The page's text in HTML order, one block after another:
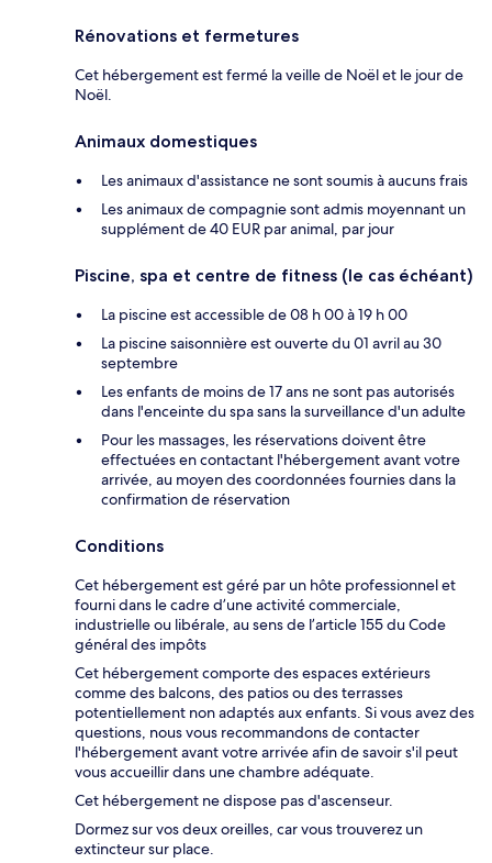
Rénovations et fermetures
Cet hébergement est fermé la veille de Noël et le jour de
Noël.
Animaux domestiques
Les animaux d'assistance ne sont soumis à aucuns frais
Les animaux de compagnie sont admis moyennant un
supplément de 40 EUR par animal, par jour
Piscine, spa et centre de fitness (le cas échéant)
La piscine est accessible de 08 h 00 à 19 h 00
La piscine saisonnière est ouverte du 01 avril au 30
septembre
Les enfants de moins de 17 ans ne sont pas autorisés
dans l'enceinte du spa sans la surveillance d'un adulte
Pour les massages, les réservations doivent être
effectuées en contactant l'hébergement avant votre
arrivée, au moyen des coordonnées fournies dans la
confirmation de réservation
Conditions
Cet hébergement est géré par un hôte professionnel et
fourni dans le cadre d’une activité commerciale,
industrielle ou libérale, au sens de l’article 155 du Code
général des impôts
Cet hébergement comporte des espaces extérieurs
comme des balcons, des patios ou des terrasses
potentiellement non adaptés aux enfants. Si vous avez des
questions, nous vous recommandons de contacter
l'hébergement avant votre arrivée afin de savoir s'il peut
vous accueillir dans une chambre adéquate.
Cet hébergement ne dispose pas d'ascenseur.
Dormez sur vos deux oreilles, car vous trouverez un
extincteur sur place.